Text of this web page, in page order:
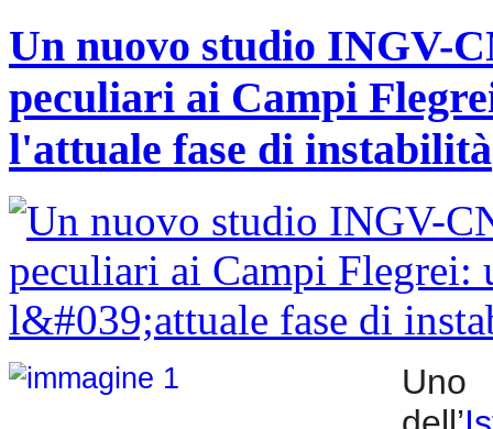
Un nuovo studio INGV-
peculiari ai Campi
l'attuale fase di instabilità
Uno